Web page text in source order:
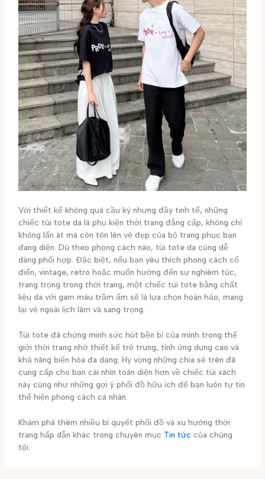
Với thiết kế không quá cầu kỳ nhưng đầy tinh tế, những
chiếc túi tote da là phụ kiện thời trang đẳng cấp, không chỉ
không lấn át mà còn tôn lên vẻ đẹp của bộ trang phục bạn
đang diện. Dù theo phong cách nào, túi tote da cũng dễ
dàng phối hợp. Đặc biệt, nếu bạn yêu thích phong cách cổ
điển, vintage, retro hoặc muốn hướng đến sự nghiêm túc,
trang trọng trong thời trang, một chiếc túi tote bằng chất
liệu da với gam màu trầm ấm sẽ là lựa chọn hoàn hảo, mang
lại vẻ ngoài lịch lãm và sang trọng.
Túi tote đã chứng minh sức hút bền bỉ của mình trong thế
giới thời trang nhờ thiết kế trẻ trung, tính ứng dụng cao và
khả năng biến hóa đa dạng. Hy vọng những chia sẻ trên đã
cung cấp cho bạn cái nhìn toàn diện hơn về chiếc túi xách
này cũng như những gợi ý phối đồ hữu ích để bạn luôn tự tin
thể hiện phong cách cá nhân.
Khám phá thêm nhiều bí quyết phối đồ và xu hướng thời
trang hấp dẫn khác trong chuyên mục Tin tức của chúng
tôi.